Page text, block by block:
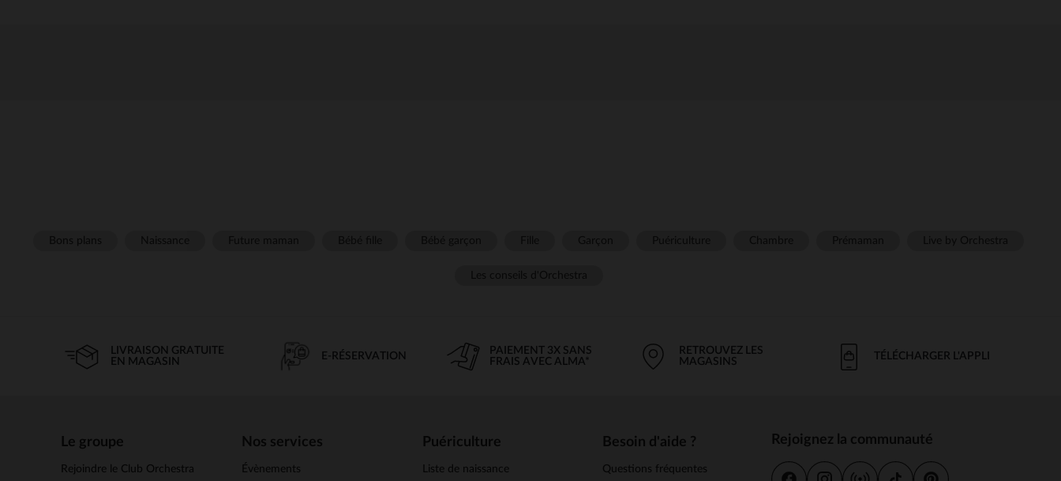
LIVRAISON GRATUITE
EN MAGASIN
E-RÉSERVATION
PAIEMENT 3X SANS
FRAIS AVEC ALMA*
RETROUVEZ LES
MAGASINS
TÉLÉCHARGER L'APPLI
Le groupe
Rejoindre le Club Orchestra
Nos services
Évènements
Puériculture
Liste de naissance
Besoin d'aide ?
Questions fréquentes
Rejoignez la communauté